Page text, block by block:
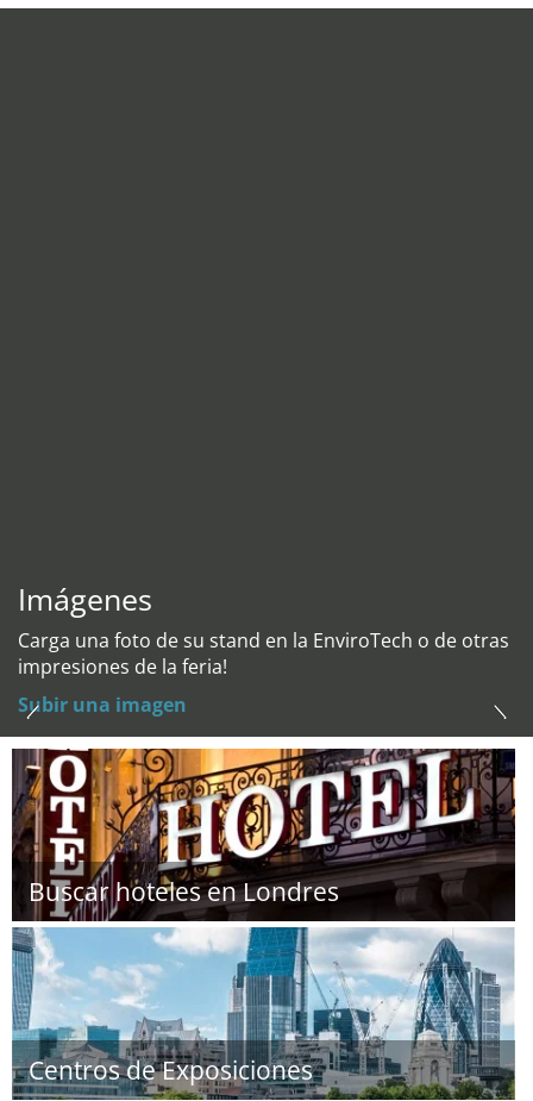
Imágenes
Carga una foto de su stand en la EnviroTech o de otras
impresiones de la feria!
Subir una imagen
Buscar hoteles en Londres
Centros de Exposiciones